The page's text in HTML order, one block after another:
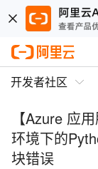
开发者社区
【Azure 应
环境下的
块错误